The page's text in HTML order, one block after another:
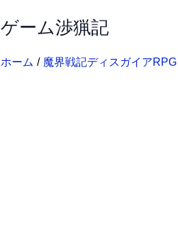
ゲーム渉猟記
ホーム 魔界戦記ディスガイアRPG